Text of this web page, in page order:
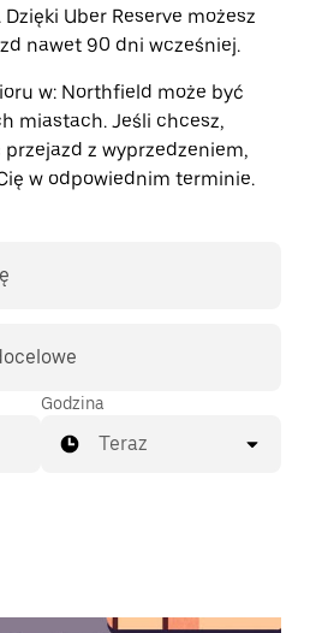
Uber Reserve możesz
nawet 90 dni wcześniej.
w: Northfield może być
miastach. Jeśli chcesz,
z wyprzedzeniem,
w odpowiednim terminie.
Godzina
Teraz